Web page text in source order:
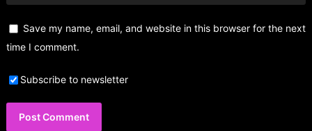
Save my name, email, and website in this browser for the next
time I comment.
Subscribe to newsletter